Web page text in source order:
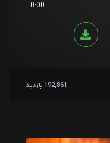
0:00
192,861 بازدید